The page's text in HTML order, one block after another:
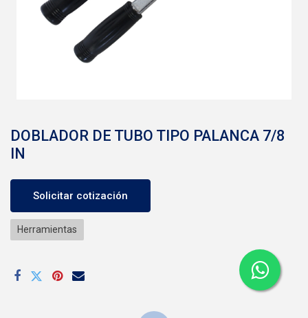
DOBLADOR DE TUBO TIPO PALANCA 7/8
IN
Solicitar cotización
Herramientas